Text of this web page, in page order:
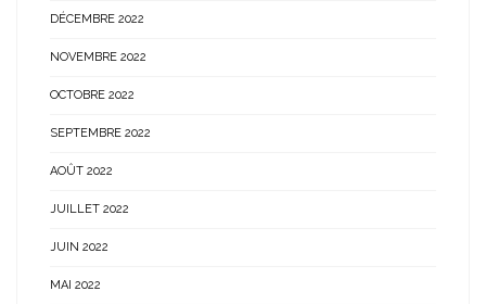
DÉCEMBRE 2022
NOVEMBRE 2022
OCTOBRE 2022
SEPTEMBRE 2022
AOÛT 2022
JUILLET 2022
JUIN 2022
MAI 2022